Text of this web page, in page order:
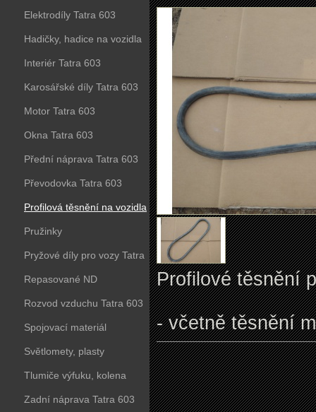
Elektrodíly Tatra 603
Hadičky, hadice na vozidla
Tatra 603
Interiér Tatra 603
Karosářské díly Tatra 603
Motor Tatra 603
Okna Tatra 603
Přední náprava Tatra 603
Převodovka Tatra 603
Profilová těsnění na vozidla
Tatra 603
Pružinky
Pryžové díly pro vozy Tatra
603
Repasované ND
Rozvod vzduchu Tatra 603
Spojovací materiál
Světlomety, plasty
Tlumiče výfuku, kolena
Zadní náprava Tatra 603
Profilové těsnění
- včetně těsnění